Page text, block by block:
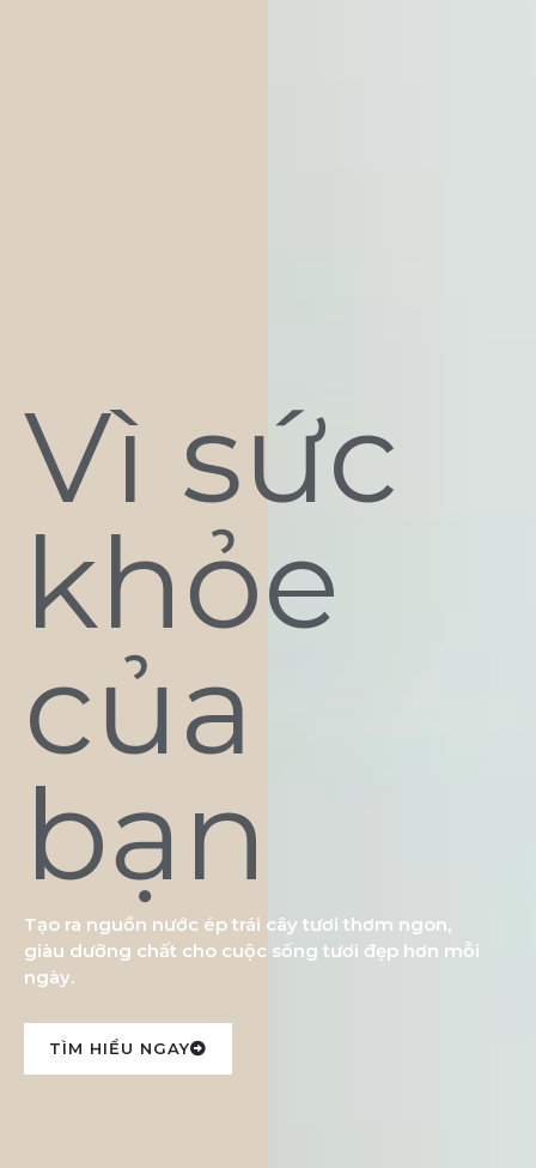
Vì sức
khỏe
của
bạn
Tạo ra nguồn nước ép trái cây tươi thơm ngon,
giàu dưỡng chất cho cuộc sống tươi đẹp hơn mỗi
ngày.
TÌM HIỂU NGAY